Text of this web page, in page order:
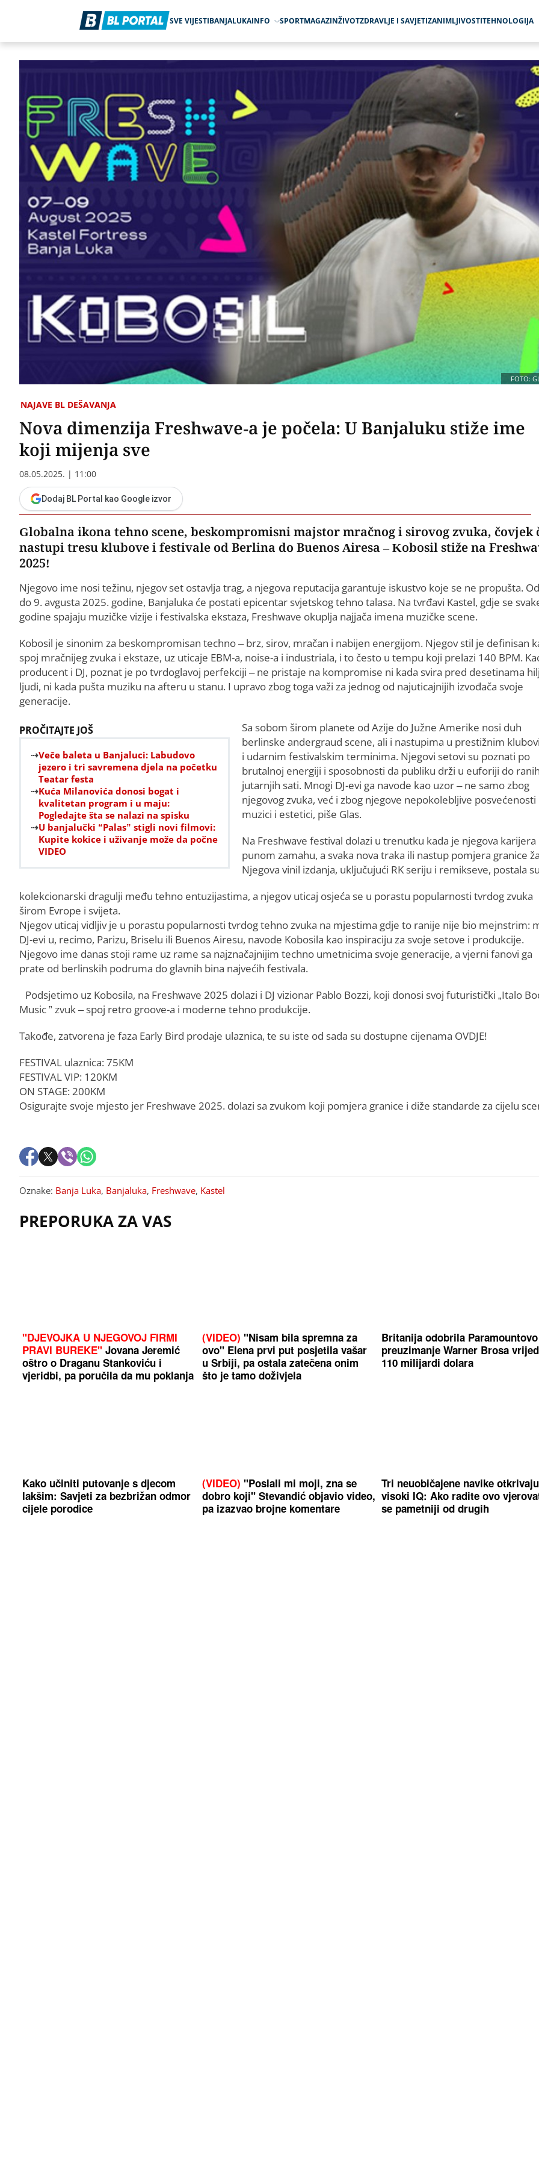
SVE VIJESTIBANJALUKAINFO SPORTMAGAZINŽIVOTZDRAVLJE I SAVJETIZANIMLJIVOSTITEHNOLOGIJA
FOTO:
NAJAVE BL DEŠAVANJA
Nova dimenzija Freshwave-a je počela: U Banjaluku stiže ime
koji mijenja sve
08.05.2025. | 11:00
Dodaj BL Portal kao Google izvor
Globalna ikona tehno scene, beskompromisni majstor mračnog i sirovog zvuka, čovjek
nastupi tresu klubove i festivale od Berlina do Buenos Airesa – Kobosil stiže na
2025!
Njegovo ime nosi težinu, njegov set ostavlja trag, a njegova reputacija garantuje iskustvo koje se ne propušta.
do 9. avgusta 2025. godine, Banjaluka će postati epicentar svjetskog tehno talasa. Na tvrđavi Kastel, gdje se
godine spajaju muzičke vizije i festivalska ekstaza, Freshwave okuplja najjača imena muzičke scene.
Kobosil je sinonim za beskompromisan techno – brz, sirov, mračan i nabijen energijom. Njegov stil je definisan
spoj mračnijeg zvuka i ekstaze, uz uticaje EBM-a, noise-a i industriala, i to često u tempu koji prelazi 140 BPM.
producent i DJ, poznat je po tvrdoglavoj perfekciji – ne pristaje na kompromise ni kada svira pred desetinama
ljudi, ni kada pušta muziku na afteru u stanu. I upravo zbog toga važi za jednog od najuticajnijih izvođača svoje
generacije.
PROČITAJTE JOŠ
Veče baleta u Banjaluci: Labudovo
jezero i tri savremena djela na početku
Teatar festa
Kuća Milanovića donosi bogat i
kvalitetan program i u maju:
Pogledajte šta se nalazi na spisku
U banjalučki “Palas” stigli novi filmovi:
Kupite kokice i uživanje može da počne
VIDEO
Sa sobom širom planete od Azije do Južne Amerike nosi duh
berlinske andergraud scene, ali i nastupima u prestižnim
i udarnim festivalskim terminima. Njegovi setovi su poznati po
brutalnoj energiji i sposobnosti da publiku drži u euforiji do
jutarnjih sati. Mnogi DJ-evi ga navode kao uzor – ne samo zbog
njegovog zvuka, već i zbog njegove nepokolebljive posvećenosti
muzici i estetici, piše Glas.
Na Freshwave festival dolazi u trenutku kada je njegova karijera
punom zamahu, a svaka nova traka ili nastup pomjera granice
Njegova vinil izdanja, uključujući RK seriju i remikseve, postala
kolekcionarski dragulji među tehno entuzijastima, a njegov uticaj osjeća se u porastu popularnosti tvrdog zvuka
širom Evrope i svijeta.
Njegov uticaj vidljiv je u porastu popularnosti tvrdog tehno zvuka na mjestima gdje to ranije nije bio mejnstrim:
DJ-evi u, recimo, Parizu, Briselu ili Buenos Airesu, navode Kobosila kao inspiraciju za svoje setove i produkcije.
Njegovo ime danas stoji rame uz rame sa najznačajnijim techno umetnicima svoje generacije, a vjerni fanovi ga
prate od berlinskih podruma do glavnih bina najvećih festivala.
Podsjetimo uz Kobosila, na Freshwave 2025 dolazi i DJ vizionar Pablo Bozzi, koji donosi svoj futuristički „Italo
Music ” zvuk – spoj retro groove-a i moderne tehno produkcije.
Takođe, zatvorena je faza Early Bird prodaje ulaznica, te su iste od sada su dostupne cijenama OVDJE!
FESTIVAL ulaznica: 75KM
FESTIVAL VIP: 120KM
ON STAGE: 200KM
Osigurajte svoje mjesto jer Freshwave 2025. dolazi sa zvukom koji pomjera granice i diže standarde za cijelu
Oznake: Banja Luka, Banjaluka, Freshwave, Kastel
PREPORUKA ZA VAS
"DJEVOJKA U NJEGOVOJ FIRMI
PRAVI BUREKE" Jovana Jeremić
oštro o Draganu Stankoviću i
vjeridbi, pa poručila da mu poklanja
(VIDEO) "Nisam bila spremna za
ovo" Elena prvi put posjetila vašar
u Srbiji, pa ostala zatečena onim
što je tamo doživjela
Britanija odobrila Paramountovo
preuzimanje Warner Brosa
110 milijardi dolara
Kako učiniti putovanje s djecom
lakšim: Savjeti za bezbrižan odmor
cijele porodice
(VIDEO) "Poslali mi moji, zna se
dobro koji" Stevandić objavio video,
pa izazvao brojne komentare
Tri neuobičajene navike otkrivaju
visoki IQ: Ako radite ovo
se pametniji od drugih